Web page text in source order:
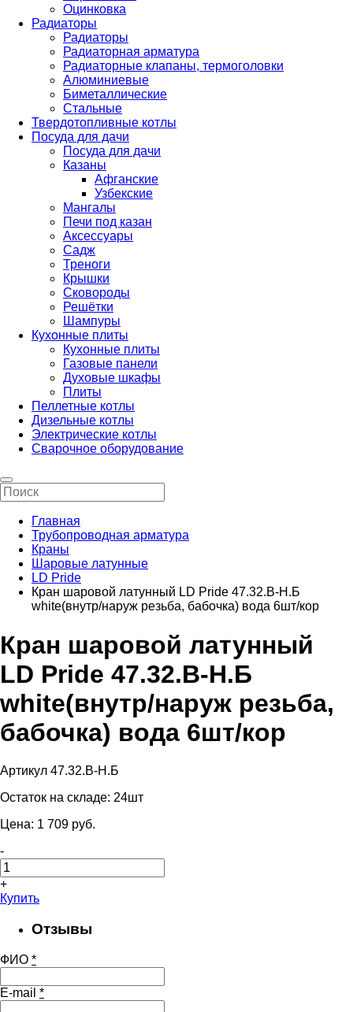
Оцинковка
Радиаторы
Радиаторы
Радиаторная арматура
Радиаторные клапаны, термоголовки
Алюминиевые
Биметаллические
Стальные
Твердотопливные котлы
Посуда для дачи
Посуда для дачи
Казаны
Афганские
Узбекские
Мангалы
Печи под казан
Аксессуары
Садж
Треноги
Крышки
Сковороды
Решётки
Шампуры
Кухонные плиты
Кухонные плиты
Газовые панели
Духовые шкафы
Плиты
Пеллетные котлы
Дизельные котлы
Электрические котлы
Сварочное оборудование
Главная
Трубопроводная арматура
Краны
Шаровые латунные
LD Pride
Кран шаровой латунный LD Pride 47.32.B-Н.Б
white(внутр/наруж резьба, бабочка) вода 6шт/кор
Кран шаровой латунный
LD Pride 47.32.B-Н.Б
white(внутр/наруж резьба,
бабочка) вода 6шт/кор
Артикул 47.32.B-Н.Б
Остаток на складе: 24шт
Цена: 1 709 pуб.
-
+
Купить
Отзывы
ФИО *
E-mail *